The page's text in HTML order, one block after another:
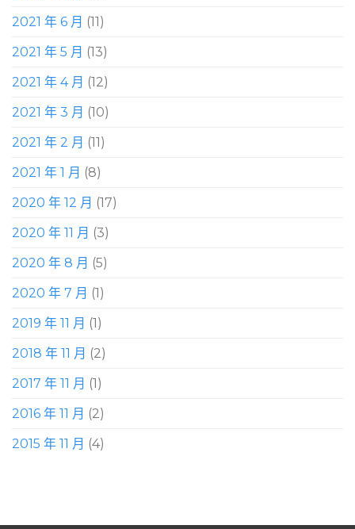
2021 年 6 月 (11)
2021 年 5 月 (13)
2021 年 4 月 (12)
2021 年 3 月 (10)
2021 年 2 月 (11)
2021 年 1 月 (8)
2020 年 12 月 (17)
2020 年 11 月 (3)
2020 年 8 月 (5)
2020 年 7 月 (1)
2019 年 11 月 (1)
2018 年 11 月 (2)
2017 年 11 月 (1)
2016 年 11 月 (2)
2015 年 11 月 (4)